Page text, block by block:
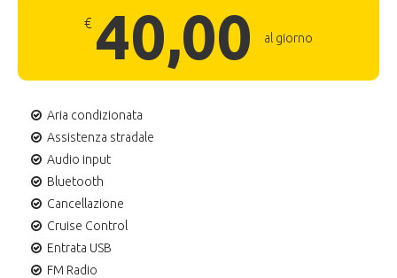
€ 40,00 al giorno
Aria condizionata
Assistenza stradale
Audio input
Bluetooth
Cancellazione
Cruise Control
Entrata USB
FM Radio